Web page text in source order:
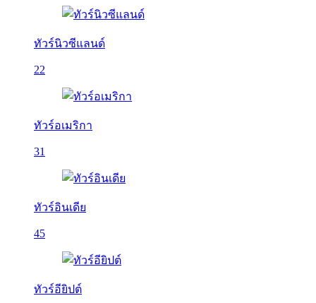
ทัวร์นิวซีแลนด์
22
ทัวร์อเมริกา
31
ทัวร์อินเดีย
45
ทัวร์อียิปต์